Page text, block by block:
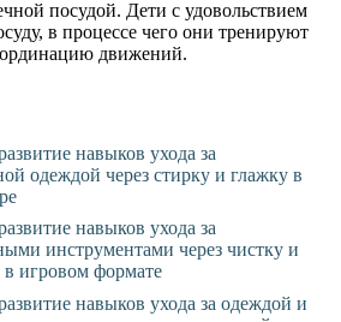
посудой. Дети с удовольствием
в процессе чего они тренируют
движений.
навыков ухода за
одеждой через стирку и глажку в
навыков ухода за
инструментами через чистку и
в игровом формате
навыков ухода за одеждой и